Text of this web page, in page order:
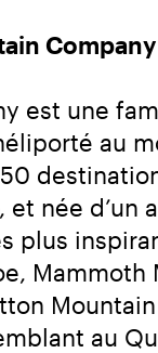
Company
est une
au
et née
plus
au